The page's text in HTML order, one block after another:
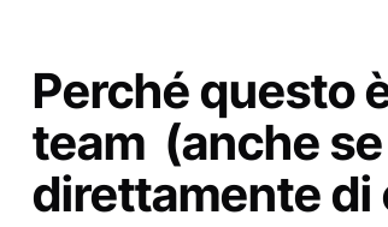
Perché questo
team (anche
direttamente di